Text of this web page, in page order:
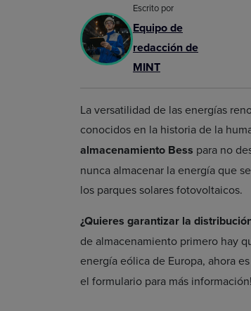
Escrito por
Equipo de
redacción de
MINT
La versatilidad de las energías
conocidos en la historia de la
almacenamiento Bess para no
nunca almacenar la energía que
los parques solares fotovoltaicos.
¿Quieres garantizar la
de almacenamiento primero hay
energía eólica de Europa, ahora
el formulario para más información!